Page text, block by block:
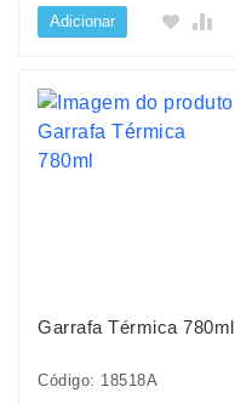
Adicionar
Garrafa Térmica 780ml
Código: 18518A